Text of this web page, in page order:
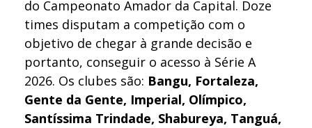
do Campeonato Amador da Capital. Doze
times disputam a competição com o
objetivo de chegar à grande decisão e
portanto, conseguir o acesso à Série A
2026. Os clubes são: Bangu, Fortaleza,
Gente da Gente, Imperial, Olímpico,
Santíssima Trindade, Shabureya, Tanguá,